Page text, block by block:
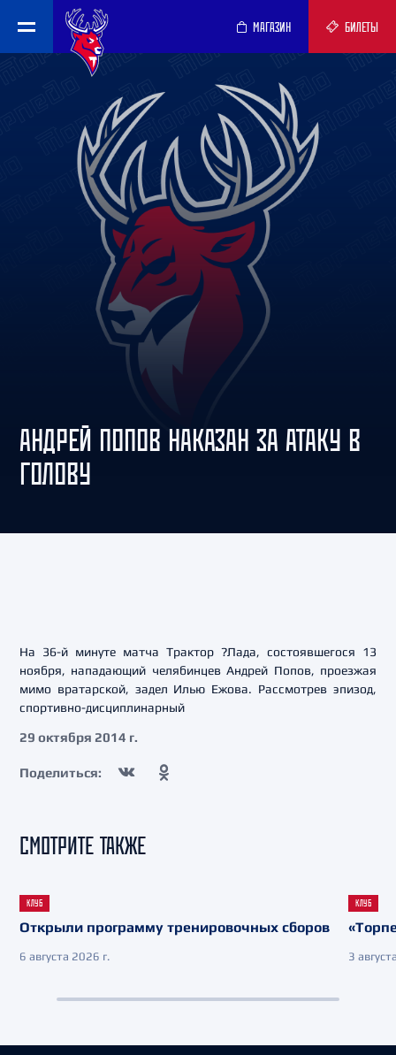
МАГАЗИН БИЛЕТЫ
АНДРЕЙ ПОПОВ НАКАЗАН ЗА АТАКУ В
ГОЛОВУ
На 36-й минуте матча Трактор ?Лада, состоявшегося 13
ноября, нападающий челябинцев Андрей Попов, проезжая
мимо вратарской, задел Илью Ежова. Рассмотрев эпизод,
спортивно-дисциплинарный
29 октября 2014 г.
Поделиться:
СМОТРИТЕ ТАКЖЕ
КЛУБ
Открыли программу тренировочных сборов
6 августа 2026 г.
КЛУБ
3